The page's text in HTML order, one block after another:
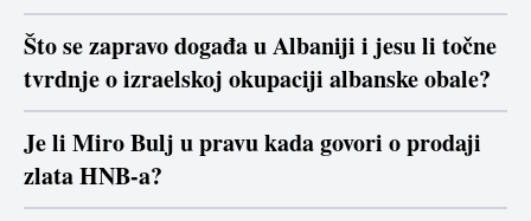
Što se zapravo događa u Albaniji i jesu li točne
tvrdnje o izraelskoj okupaciji albanske obale?
Je li Miro Bulj u pravu kada govori o prodaji
zlata HNB-a?